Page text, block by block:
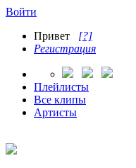
Войти
Привет [?]
Регистрация
Плейлисты
Все клипы
Артисты